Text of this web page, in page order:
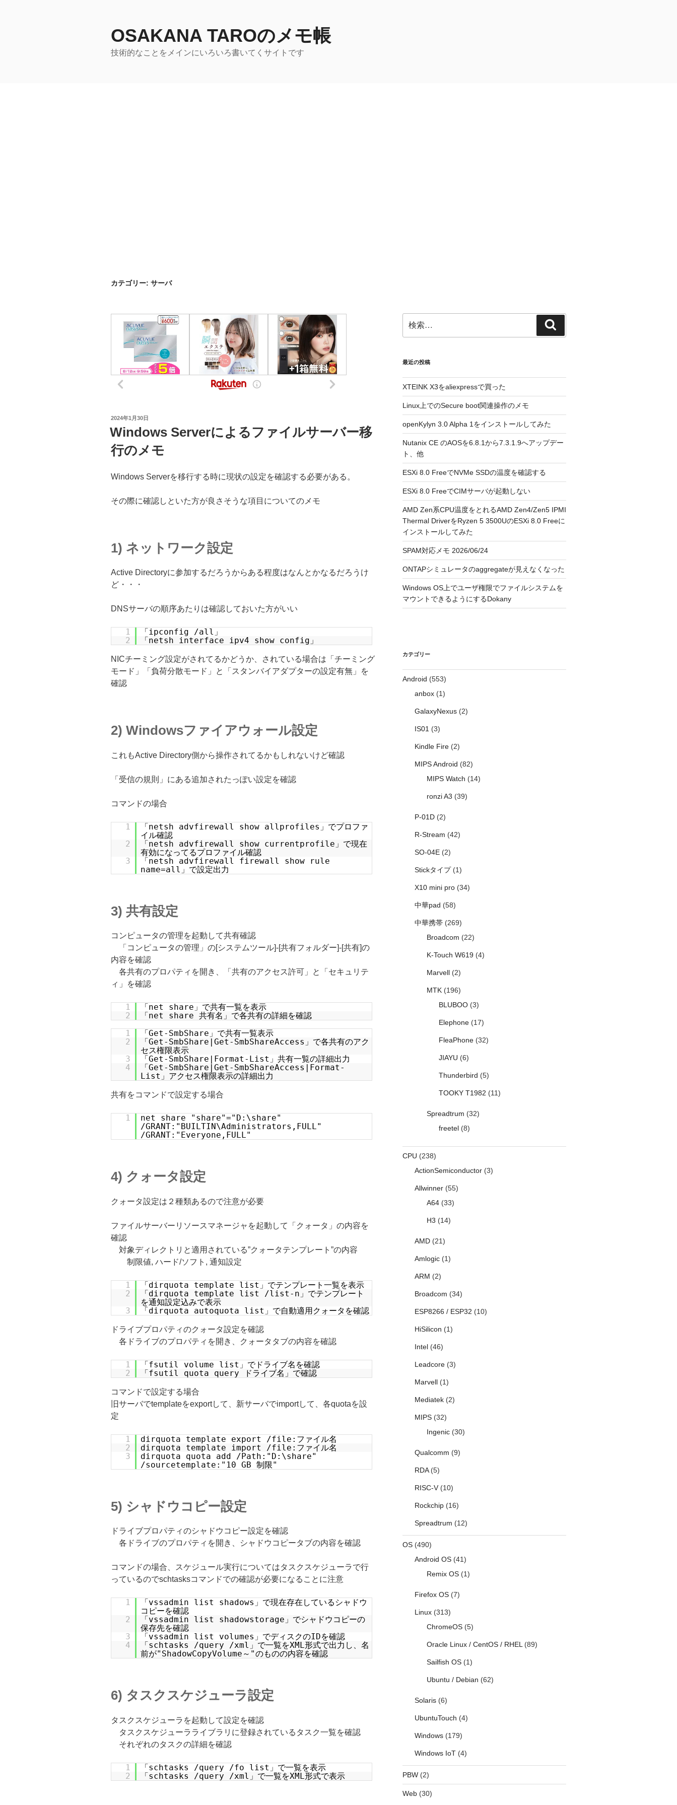
OSAKANA TAROのメモ帳
技術的なことをメインにいろいろ書いてくサイトです
カテゴリー: サーバ
投
日:
2024年1月30日
Windows Serverによるファイルサーバー移
行のメモ
Windows Serverを移行する時に現状の設定を確認する必要がある。
その際に確認しといた方が良さそうな項目についてのメモ
1) ネットワーク設定
Active Directoryに参加するだろうからある程度はなんとかなるだろうけ
ど・・・
DNSサーバの順序あたりは確認しておいた方がいい
1
「ipconfig /all」
2
「netsh interface ipv4 show config」
NICチーミング設定がされてるかどうか、されている場合は「チーミング
モード」「負荷分散モード」と「スタンバイアダプターの設定有無」を
確認
2) Windowsファイアウォール設定
これもActive Directory側から操作されてるかもしれないけど確認
「受信の規則」にある追加されたっぽい設定を確認
コマンドの場合
1
「netsh advfirewall show allprofiles」でプロファ
イル確認
2
「netsh advfirewall show currentprofile」で現在
有効になってるプロファイル確認
3
「netsh advfirewall firewall show rule
name=all」で設定出力
3) 共有設定
コンピュータの管理を起動して共有確認
「コンピュータの管理」の[システムツール]-[共有フォルダー]-[共有]の
内容を確認
各共有のプロパティを開き、「共有のアクセス許可」と「セキュリテ
ィ」を確認
1
「net share」で共有一覧を表示
2
「net share 共有名」で各共有の詳細を確認
1
「Get-SmbShare」で共有一覧表示
2
「Get-SmbShare|Get-SmbShareAccess」で各共有のアク
セス権限表示
3
「Get-SmbShare|Format-List」共有一覧の詳細出力
4
「Get-SmbShare|Get-SmbShareAccess|Format-
List」アクセス権限表示の詳細出力
共有をコマンドで設定する場合
1
net share "share"="D:\share"
/GRANT:"BUILTIN\Administrators,FULL"
/GRANT:"Everyone,FULL"
4) クォータ設定
クォータ設定は２種類あるので注意が必要
ファイルサーバーリソースマネージャを起動して「クォータ」の内容を
確認
対象ディレクトリと適用されている”クォータテンプレート”の内容
制限値, ハード/ソフト, 通知設定
1
「dirquota template list」でテンプレート一覧を表示
2
「dirquota template list /list-n」でテンプレート
を通知設定込みで表示
3
「dirquota autoquota list」で自動適用クォータを確認
ドライブプロパティのクォータ設定を確認
各ドライブのプロパティを開き、クォータタブの内容を確認
1
「fsutil volume list」でドライブ名を確認
2
「fsutil quota query ドライブ名」で確認
コマンドで設定する場合
旧サーバでtemplateをexportして、新サーバでimportして、各quotaを設
定
1
dirquota template export /file:ファイル名
2
dirquota template import /file:ファイル名
3
dirquota quota add /Path:"D:\share"
/sourcetemplate:"10 GB 制限"
5) シャドウコピー設定
ドライブプロパティのシャドウコピー設定を確認
各ドライブのプロパティを開き、シャドウコピータブの内容を確認
コマンドの場合、スケジュール実行についてはタスクスケジューラで行
っているのでschtasksコマンドでの確認が必要になることに注意
1
「vssadmin list shadows」で現在存在しているシャドウ
コピーを確認
2
「vssadmin list shadowstorage」でシャドウコピーの
保存先を確認
3
「vssadmin list volumes」でディスクのIDを確認
4
「schtasks /query /xml」で一覧をXML形式で出力し、名
前が"ShadowCopyVolume～"のものの内容を確認
6) タスクスケジューラ設定
タスクスケジューラを起動して設定を確認
タスクスケジューラライブラリに登録されているタスク一覧を確認
それぞれのタスクの詳細を確認
1
「schtasks /query /fo list」で一覧を表示
2
「schtasks /query /xml」で一覧をXML形式で表示
索:
索
最近の投稿
XTEINK X3をaliexpressで買った
Linux上でのSecure boot関連操作のメモ
openKylyn 3.0 Alpha 1をインストールしてみた
Nutanix CE のAOSを6.8.1から7.3.1.9へアップデー
ト、他
ESXi 8.0 FreeでNVMe SSDの温度を確認する
ESXi 8.0 FreeでCIMサーバが起動しない
AMD Zen系CPU温度をとれるAMD Zen4/Zen5 IPMI
Thermal DriverをRyzen 5 3500UのESXi 8.0 Freeに
インストールしてみた
SPAM対応メモ 2026/06/24
ONTAPシミュレータのaggregateが見えなくなった
Windows OS上でユーザ権限でファイルシステムを
マウントできるようにするDokany
カテゴリー
Android (553)
anbox(1)
GalaxyNexus(2)
IS01 (3)
Kindle Fire(2)
MIPS Android (82)
MIPS Watch (14)
ronzi A3 (39)
P-01D(2)
R-Stream (42)
SO-04E(2)
Stickタイプ(1)
X10 mini pro(34)
中華pad (58)
中華携帯(269)
Broadcom (22)
K-Touch W619(4)
Marvell(2)
MTK(196)
BLUBOO(3)
Elephone(17)
FleaPhone(32)
JIAYU (6)
Thunderbird (5)
TOOKY T1982 (11)
Spreadtrum (32)
freetel(8)
CPU (238)
ActionSemiconductor(3)
Allwinner(55)
A64(33)
H3 (14)
AMD(21)
Amlogic(1)
ARM (2)
Broadcom (34)
ESP8266 / ESP32 (10)
HiSilicon (1)
Intel(46)
Leadcore(3)
Marvell(1)
Mediatek(2)
MIPS(32)
Ingenic(30)
Qualcomm (9)
RDA(5)
RISC-V(10)
Rockchip(16)
Spreadtrum (12)
OS(490)
Android OS(41)
Remix OS(1)
Firefox OS(7)
Linux(313)
ChromeOS(5)
Oracle Linux / CentOS / RHEL (89)
Sailfish OS(1)
Ubuntu / Debian (62)
Solaris(6)
UbuntuTouch (4)
Windows(179)
Windows IoT(4)
PBW(2)
Web(30)